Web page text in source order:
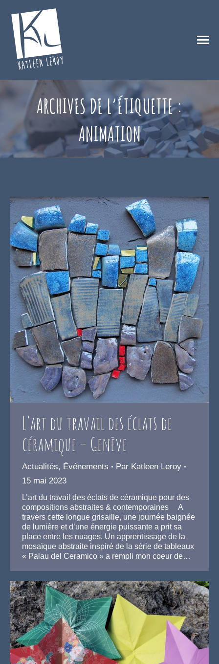
ARCHIVES DE L’ÉTIQUETTE :
ANIMATION
L’art du travail des éclats de
céramique – Genève
Actualités, Événements Par Katleen Leroy
15 mai 2023
L’art du travail des éclats de céramique pour des
compositions abstraites & contemporaines A
travers cette longue grisaille, une journée baignée
de lumière et d’une énergie puissante a prit sa
place entre les nuages. Un apprentissage de la
mosaïque abstraite inspiré de la série de tableaux
« Palau del Ceramico » a rempli mon coeur de…